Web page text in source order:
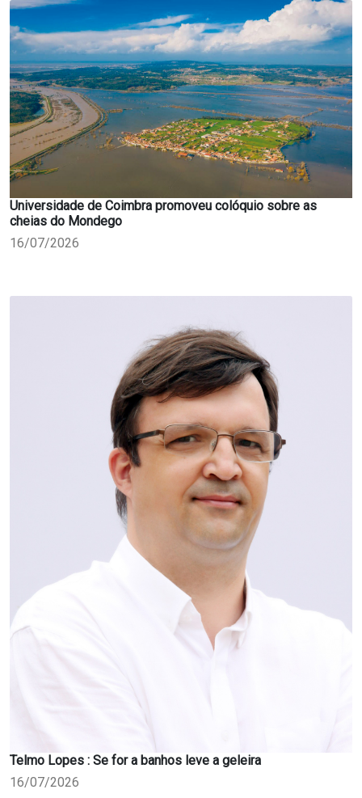
Universidade de Coimbra promoveu colóquio sobre as
cheias do Mondego
16/07/2026
Telmo Lopes : Se for a banhos leve a geleira
16/07/2026